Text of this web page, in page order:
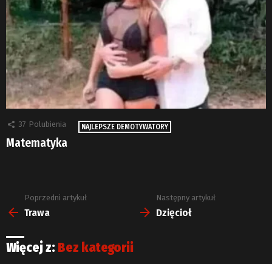
37 Polubienia NAJLEPSZE DEMOTYWATORY
Matematyka
Zobacz
więcej
Poprzedni artykuł
Trawa
Następny artykuł
Dzięcioł
Więcej z: Bez kategorii